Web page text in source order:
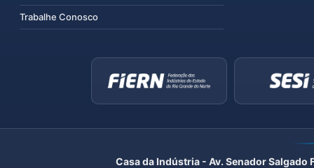
Trabalhe Conosco
Casa da Indústria - Av. Senador